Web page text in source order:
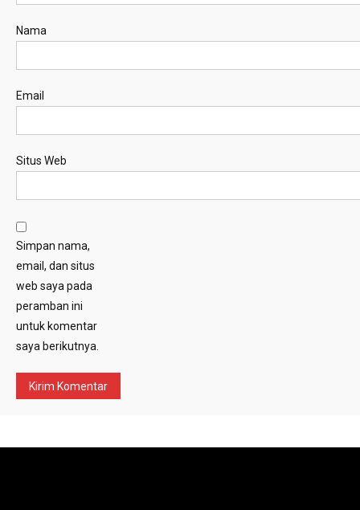
Nama
Email
Situs Web
Simpan nama,
email, dan situs
web saya pada
peramban ini
untuk komentar
saya berikutnya.